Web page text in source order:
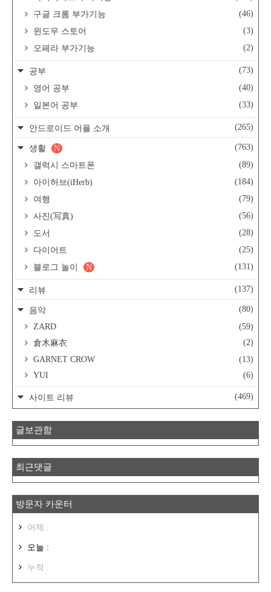
구글 크롬 부가기능
(46)
윈도우 스토어
(3)
오페라 부가기능
(2)
공부
(73)
영어 공부
(40)
일본어 공부
(33)
안드로이드 어플 소개 (265)
생활 (763)
N
갤럭시 스마트폰
(89)
아이허브(iHerb)
(184)
여행
(79)
사진(写真)
(56)
도서
(28)
다이어트
(25)
블로그 놀이
(131)
N
리뷰 (137)
음악
(80)
ZARD
(59)
倉木麻衣
(2)
GARNET CROW
(13)
YUI
(6)
사이트 리뷰 (469)
글보관함
최근댓글
방문자 카운터
어제 :
오늘 :
누적 :